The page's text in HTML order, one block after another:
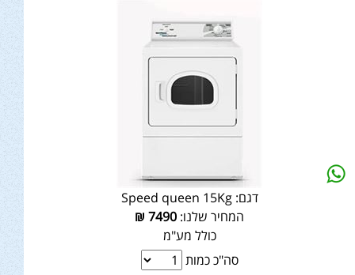
דגם: Speed queen 15Kg
המחיר שלנו: 7490
₪
כולל מע"מ
סה"כ כמות